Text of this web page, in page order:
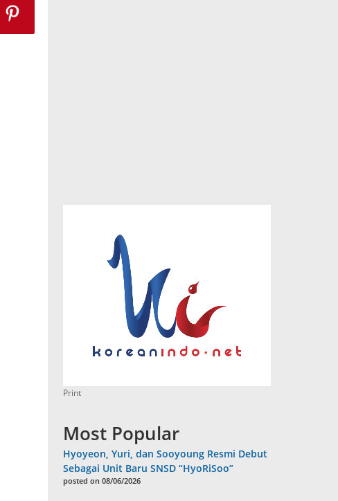
Print
Most Popular
Hyoyeon, Yuri, dan Sooyoung Resmi Debut
Sebagai Unit Baru SNSD “HyoRiSoo”
posted on 08/06/2026